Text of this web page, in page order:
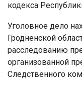
кодекса
Уголовное дело
Гродненской
расследованию
организованной
Следственного